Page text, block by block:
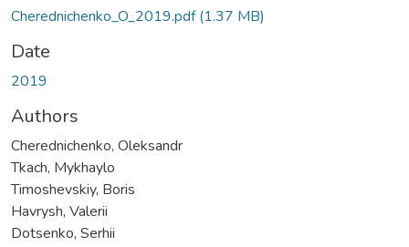
Cherednichenko_O_2019.pdf(1.37 MB)
Date
2019
Authors
Cherednichenko, Oleksandr
Tkach, Mykhaylo
Timoshevskiy, Boris
Havrysh, Valerii
Dotsenko, Serhii